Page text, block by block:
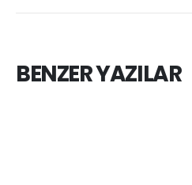
BENZER YAZILAR